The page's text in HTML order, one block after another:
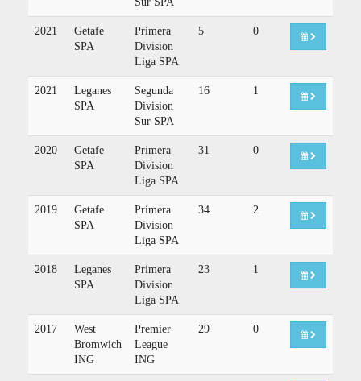
2021
Getafe
SPA
Primera
Division
Liga SPA
5 0
2021
Leganes
SPA
Segunda
Division
Sur SPA
16 1
2020
Getafe
SPA
Primera
Division
Liga SPA
31 0
2019
Getafe
SPA
Primera
Division
Liga SPA
34 2
2018
Leganes
SPA
Primera
Division
Liga SPA
23 1
2017
West
Bromwich
ING
Premier
League
ING
29 0